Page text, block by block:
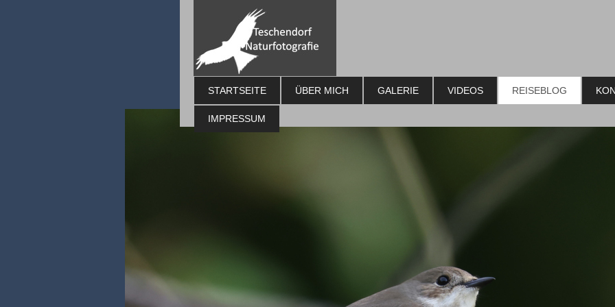
STARTSEITE ÜBER MICH GALERIE VIDEOS REISEBLOG
IMPRESSUM